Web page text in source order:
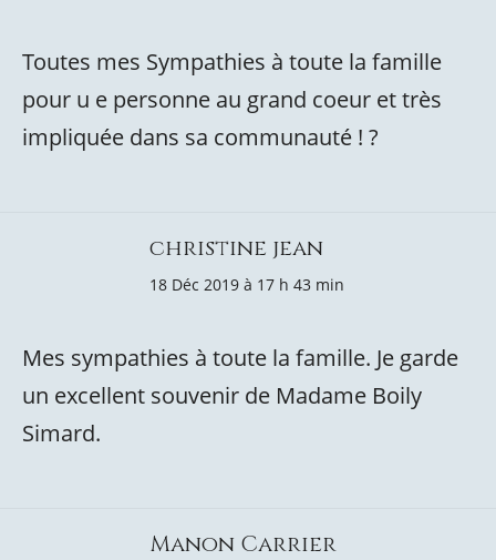
Toutes mes Sympathies à toute la famille
pour u e personne au grand coeur et très
impliquée dans sa communauté ! ?
christine jean
18 Déc 2019 à 17 h 43 min
Mes sympathies à toute la famille. Je garde
un excellent souvenir de Madame Boily
Simard.
Manon Carrier